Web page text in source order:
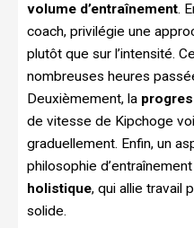
volume d’entraînement.
coach, privilégie une
plutôt que sur l’intensité.
nombreuses heures
Deuxièmement, la
de vitesse de Kipchoge
graduellement. Enfin, un
philosophie
holistique, qui allie travail
solide.